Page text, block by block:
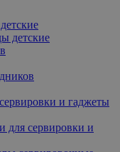
детские
и гаджеты
для сервировки и